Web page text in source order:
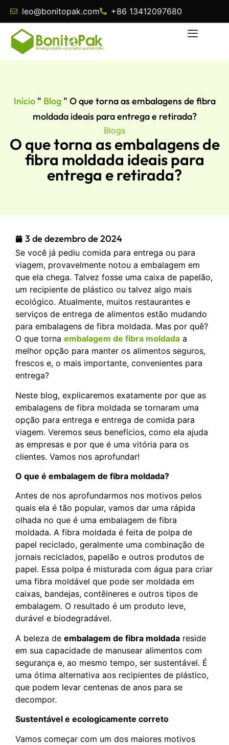
leo@bonitopak.com +86 13412097680
Início" Blog" O que torna as embalagens de fibra
moldada ideais para entrega e retirada?
Blogs
O que torna as embalagens de
fibra moldada ideais para
entrega e retirada?
3 de dezembro de 2024
Se você já pediu comida para entrega ou para
viagem, provavelmente notou a embalagem em
que ela chega. Talvez fosse uma caixa de papelão,
um recipiente de plástico ou talvez algo mais
ecológico. Atualmente, muitos restaurantes e
serviços de entrega de alimentos estão mudando
para embalagens de fibra moldada. Mas por quê?
O que torna embalagem de fibra moldada a
melhor opção para manter os alimentos seguros,
frescos e, o mais importante, convenientes para
entrega?
Neste blog, explicaremos exatamente por que as
embalagens de fibra moldada se tornaram uma
opção para entrega e entrega de comida para
viagem. Veremos seus benefícios, como ela ajuda
as empresas e por que é uma vitória para os
clientes. Vamos nos aprofundar!
O que é embalagem de fibra moldada?
Antes de nos aprofundarmos nos motivos pelos
quais ela é tão popular, vamos dar uma rápida
olhada no que é uma embalagem de fibra
moldada. A fibra moldada é feita de polpa de
papel reciclado, geralmente uma combinação de
jornais reciclados, papelão e outros produtos de
papel. Essa polpa é misturada com água para criar
uma fibra moldável que pode ser moldada em
caixas, bandejas, contêineres e outros tipos de
embalagem. O resultado é um produto leve,
durável e biodegradável.
A beleza de embalagem de fibra moldada reside
em sua capacidade de manusear alimentos com
segurança e, ao mesmo tempo, ser sustentável. É
uma ótima alternativa aos recipientes de plástico,
que podem levar centenas de anos para se
decompor.
Sustentável e ecologicamente correto
Vamos começar com um dos maiores motivos